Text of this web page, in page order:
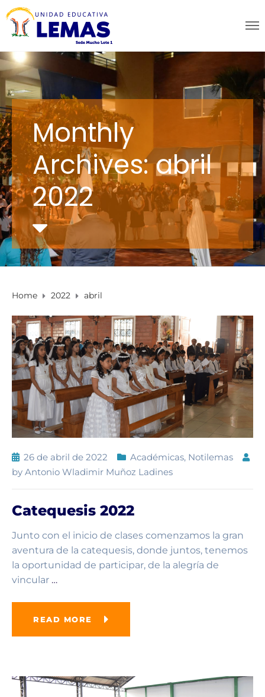
Monthly
Archives: abril
2022
Home 2022 abril
26 de abril de 2022 Académicas, Notilemas
by Antonio Wladimir Muñoz Ladines
Catequesis 2022
Junto con el inicio de clases comenzamos la gran
aventura de la catequesis, donde juntos, tenemos
la oportunidad de participar, de la alegría de
vincular …
READ MORE